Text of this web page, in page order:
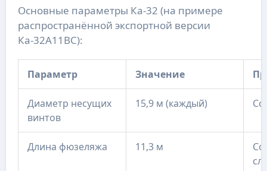
Основные параметры Ка-32 (на примере
распространённой экспортной версии
Ка-32А11ВС):
Параметр Значение
Диаметр несущих
винтов
15,9 м (каждый)
Длина фюзеляжа 11,3 м
Со